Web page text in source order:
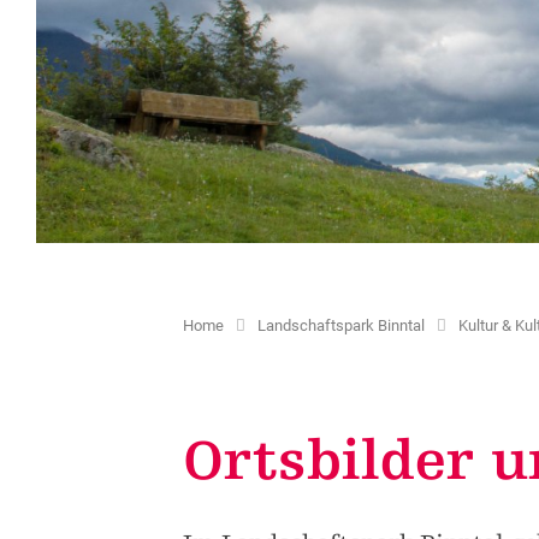
Schulklassen
Kinder & Freizeit
Natureinsätze
Kultur & Kulturlandschaft
Ortsbilder und Kapellen
Historische Verkehrswege
Kulturangebot
Projekte
Zweitheimische
Ferienwohnungen
Förderungstaxe
Gästekarten erstellen
Weitere Dienstleistungen
Shared
Weitere
Home Landschaftspark Binntal Kultur &
Ortsbilder